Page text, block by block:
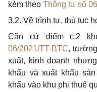
kèm theo Thông tư số
3.2. Về trình tự, thủ tục
Căn cứ điểm c.2
06/2021/TT-BTC,
xuất, kinh doanh
khẩu và xuất khẩu sả
khẩu vào khu phi thuế